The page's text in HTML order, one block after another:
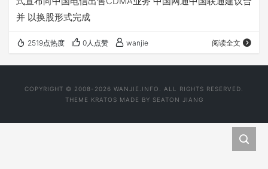
并 以换股形式完成
2519点热度 0人点赞 wanjie 阅读全文
COPYRIGHT © 2008-2026 WANJIE.INFO. ALL RIGHTS RESERVED.
THEME KRATOS MADE BY SEATON JIANG